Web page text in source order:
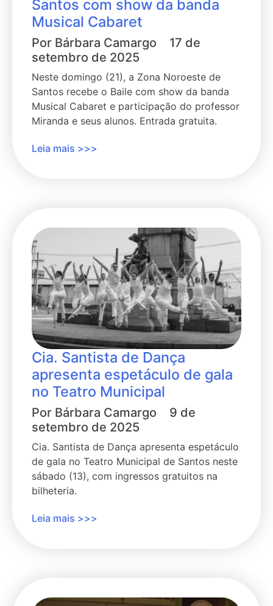
Santos com show da banda
Musical Cabaret
Por Bárbara Camargo
17 de
setembro de 2025
Neste domingo (21), a Zona Noroeste de
Santos recebe o Baile com show da banda
Musical Cabaret e participação do professor
Miranda e seus alunos. Entrada gratuita.
Leia mais >>>
Cia. Santista de Dança
apresenta espetáculo de gala
no Teatro Municipal
Por Bárbara Camargo
9 de
setembro de 2025
Cia. Santista de Dança apresenta espetáculo
de gala no Teatro Municipal de Santos neste
sábado (13), com ingressos gratuitos na
bilheteria.
Leia mais >>>